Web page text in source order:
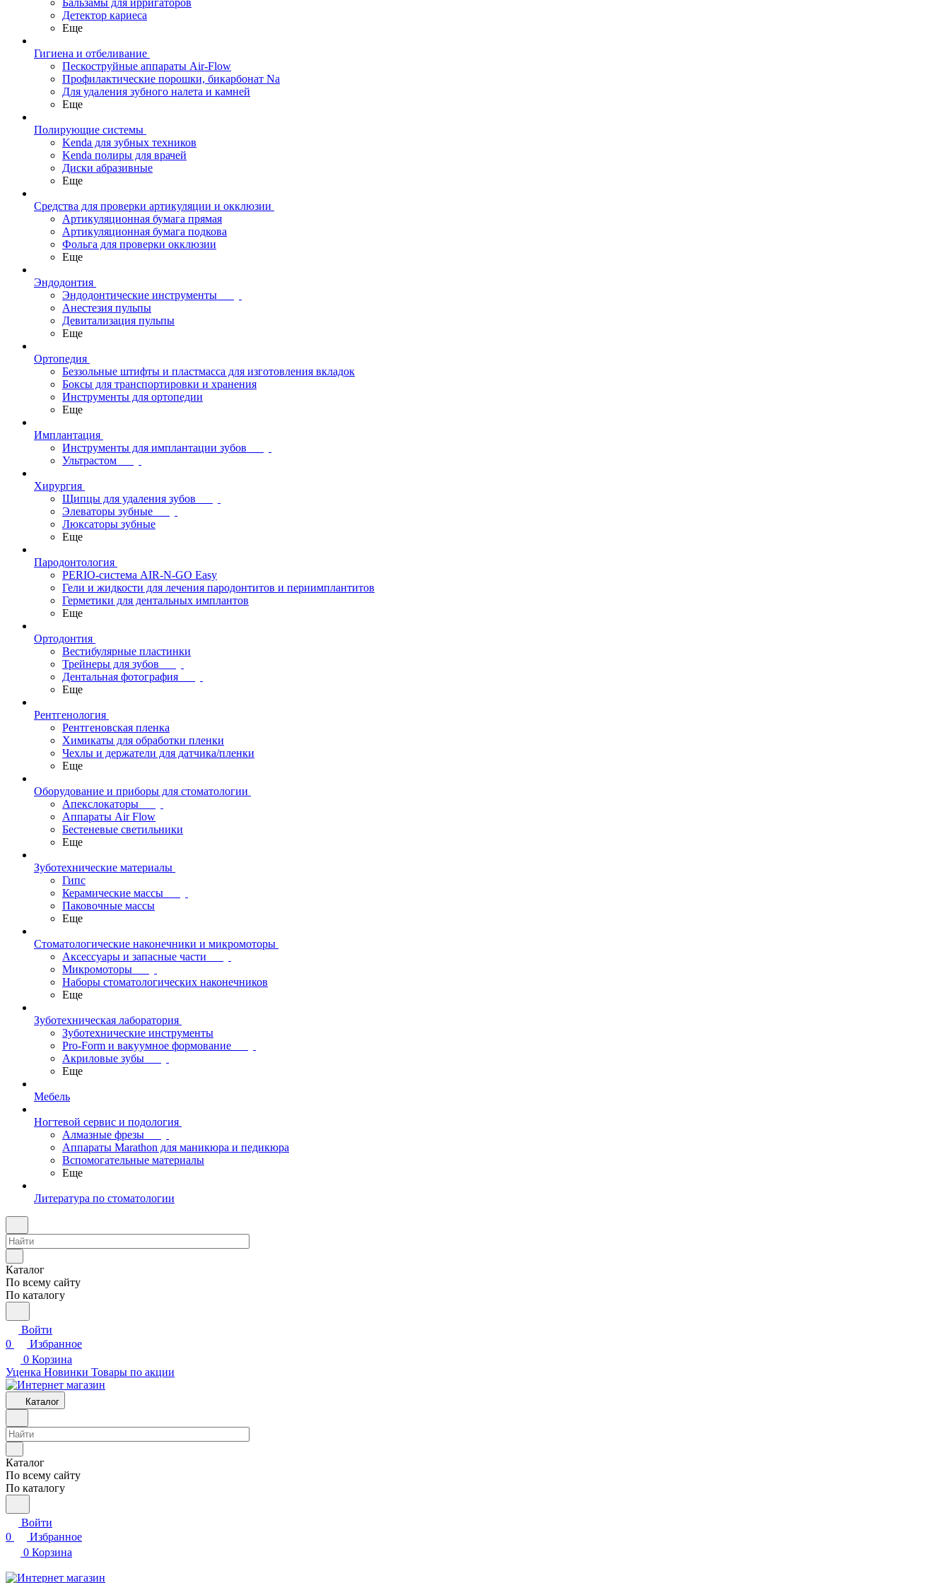
Бальзамы для ирригаторов
Детектор кариеса
Еще
Гигиена и отбеливание
Пескоструйные аппараты Air-Flow
Профилактические порошки, бикарбонат Na
Для удаления зубного налета и камней
Еще
Полирующие системы
Kenda для зубных техников
Kenda полиры для врачей
Диски абразивные
Еще
Средства для проверки артикуляции и окклюзии
Артикуляционная бумага прямая
Артикуляционная бумага подкова
Фольга для проверки окклюзии
Еще
Эндодонтия
Эндодонтические инструменты
Анестезия пульпы
Девитализация пульпы
Еще
Ортопедия
Беззольные штифты и пластмасса для изготовления вкладок
Боксы для транспортировки и хранения
Инструменты для ортопедии
Еще
Имплантация
Инструменты для имплантации зубов
Ультрастом
Хирургия
Щипцы для удаления зубов
Элеваторы зубные
Люксаторы зубные
Еще
Пародонтология
PERIO-система AIR-N-GO Easy
Гели и жидкости для лечения пародонтитов и периимплантитов
Герметики для дентальных имплантов
Еще
Ортодонтия
Вестибулярные пластинки
Трейнеры для зубов
Дентальная фотография
Еще
Рентгенология
Рентгеновская пленка
Химикаты для обработки пленки
Чехлы и держатели для датчика/пленки
Еще
Оборудование и приборы для стоматологии
Апекслокаторы
Аппараты Air Flow
Бестеневые светильники
Еще
Зуботехнические материалы
Гипс
Керамические массы
Паковочные массы
Еще
Стоматологические наконечники и микромоторы
Аксессуары и запасные части
Микромоторы
Наборы стоматологических наконечников
Еще
Зуботехническая лаборатория
Зуботехнические инструменты
Pro-Form и вакуумное формование
Акриловые зубы
Еще
Мебель
Ногтевой сервис и подология
Алмазные фрезы
Аппараты Marathon для маникюра и педикюра
Вспомогательные материалы
Еще
Литература по стоматологии
Каталог
По всему сайту
По каталогу
Войти
0
Избранное
0 Корзина
Уценка Новинки Товары по акции
Каталог
Каталог
По всему сайту
По каталогу
Войти
0
Избранное
0 Корзина